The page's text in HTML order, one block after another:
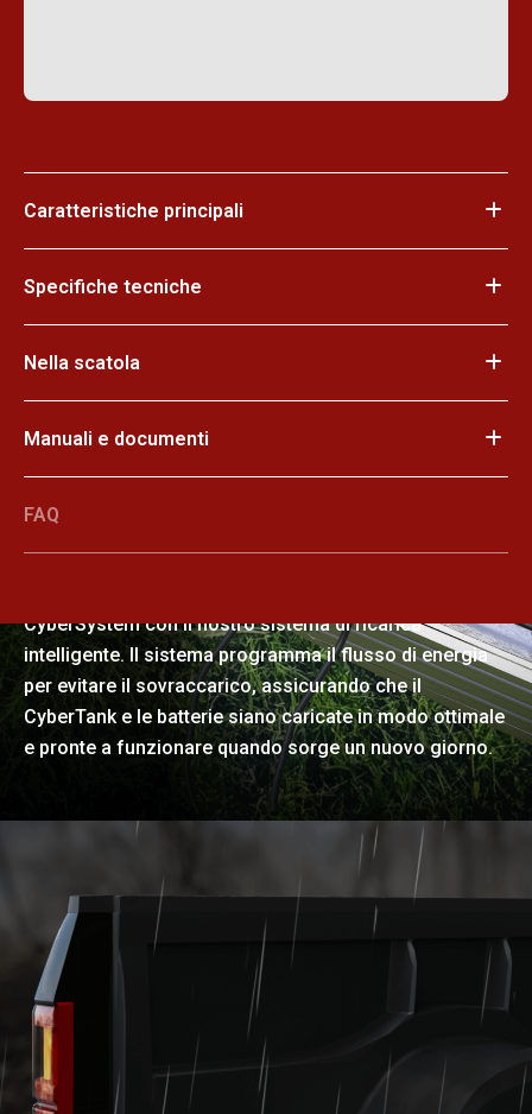
Caratteristiche principali
Specifiche tecniche
Nella scatola
Manuali e documenti
FAQ
CyberSystem con il nostro sistema di ricarica
intelligente. Il sistema programma il flusso di energia
per evitare il sovraccarico, assicurando che il
CyberTank e le batterie siano caricate in modo ottimale
e pronte a funzionare quando sorge un nuovo giorno.